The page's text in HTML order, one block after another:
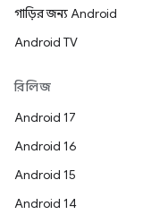
গাড়ির জন্য Android
Android TV
রিলিজ
Android 17
Android 16
Android 15
Android 14